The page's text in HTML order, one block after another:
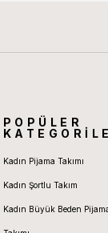
POPÜLER
Kadın Pijama Takımı
Kadın Şortlu Takım
Kadın Büyük Beden